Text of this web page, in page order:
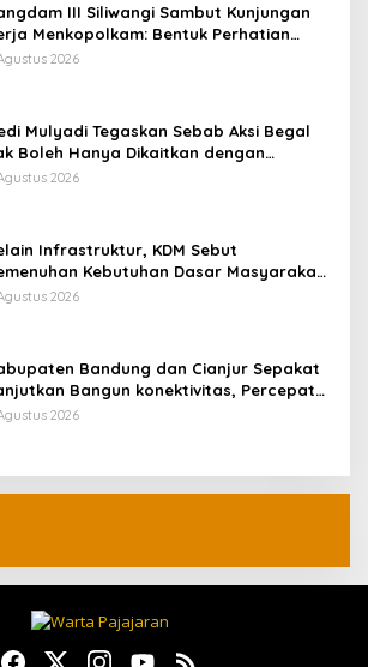
III Siliwangi Sambut Kunjungan
Menkopolkam: Bentuk Perhatian
2026
Mulyadi Tegaskan Sebab Aksi Begal
Boleh Hanya Dikaitkan dengan
2026
Infrastruktur, KDM Sebut
Kebutuhan Dasar Masyarakat
Fokus APBD Jabar 2027
2026
Bandung dan Cianjur Sepakat
Bangun konektivitas, Percepat
Ekonomi Daerah
2026